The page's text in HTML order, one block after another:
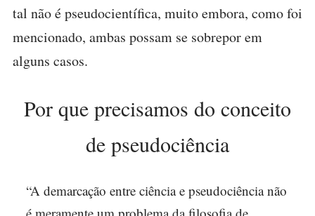
tal não é pseudocientífica, muito embora, como foi
mencionado, ambas possam se sobrepor em
alguns casos.
Por que precisamos do conceito
de pseudociência
“A demarcação entre ciência e pseudociência não